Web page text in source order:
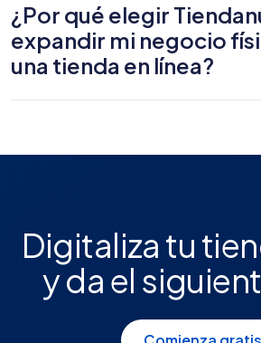
¿Por qué elegir
expandir mi negocio
una tienda en línea?
Digitaliza tu
y da el